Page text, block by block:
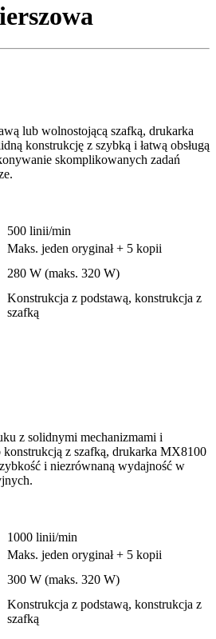
lub wolnostojącą szafką, drukarka
konstrukcję z szybką i łatwą obsługą
skomplikowanych zadań
500 linii/min
Maks. jeden oryginał + 5 kopii
280 W (maks. 320 W)
Konstrukcja z podstawą, konstrukcja z
szafką
z solidnymi mechanizmami i
z szafką, drukarka MX8100
i niezrównaną wydajność w
1000 linii/min
Maks. jeden oryginał + 5 kopii
300 W (maks. 320 W)
Konstrukcja z podstawą, konstrukcja z
szafką